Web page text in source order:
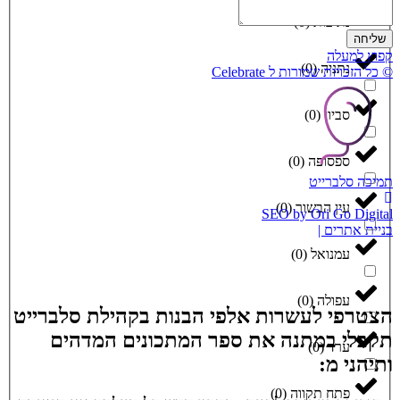
נתיבות(
0
)
נתניה(
0
)
סביון(
0
)
ספסופה (
0
)
עין הבשור(
0
)
עמנואל (
0
)
עפולה (
0
)
ערד(
0
)
פתח תקווה (
0
)
שליחה
קפוץ למעלה
© כל הזכויות שמורות ל Celebrate
תמיכה סלברייט
SEO by Ori Go Digital
בניית אתרים |
הצטרפי לעשרות אלפי הבנות בקהילת סלברייט
תקבלי במתנה את ספר המתכונים המדהים
ותיהני מ: